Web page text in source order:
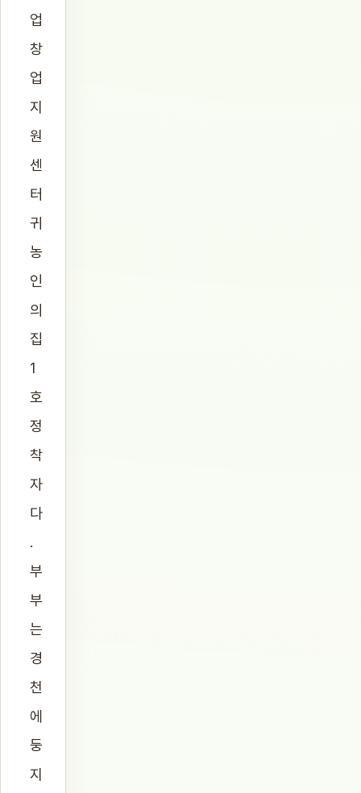
업
창
업
지
원
센
터
귀
농
인
의
집
1
호
정
착
자
다
.
부
부
는
경
천
에
둥
지